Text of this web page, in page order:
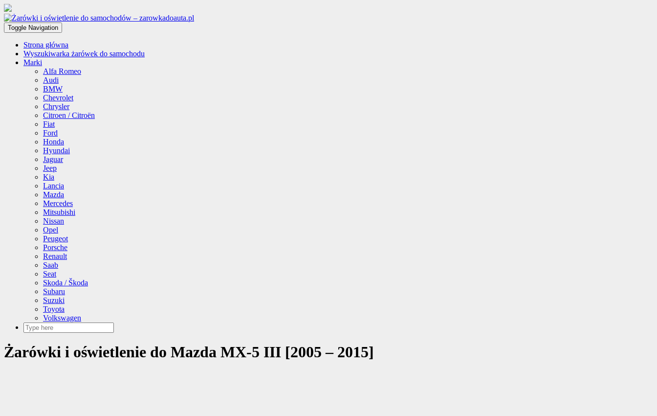
Toggle Navigation
Strona główna
Wyszukiwarka żarówek do samochodu
Marki
Alfa Romeo
Audi
BMW
Chevrolet
Chrysler
Citroen / Citroën
Fiat
Ford
Honda
Hyundai
Jaguar
Jeep
Kia
Lancia
Mazda
Mercedes
Mitsubishi
Nissan
Opel
Peugeot
Porsche
Renault
Saab
Seat
Skoda / Škoda
Subaru
Suzuki
Toyota
Volkswagen
Żarówki i oświetlenie do Mazda MX-5 III [2005 – 2015]